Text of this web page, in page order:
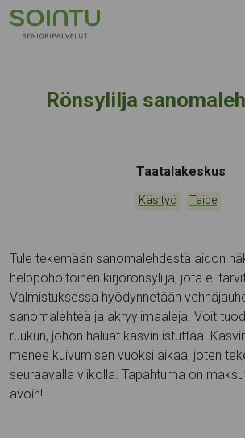
Hyppää sisältöön
Rönsylilja
Tapahtumapaikka:
Taatalakeskus
Kategoriat:
Käsityö Taide
Tule tekemään sanomalehdestä aidon
helppohoitoinen kirjorönsylilja, jota ei
Valmistuksessa hyödynnetään
sanomalehteä ja akryylimaaleja. Voit
ruukun, johon haluat kasvin istuttaa.
menee kuivumisen vuoksi aikaa, joten
seuraavalla viikolla. Tapahtuma on
avoin!